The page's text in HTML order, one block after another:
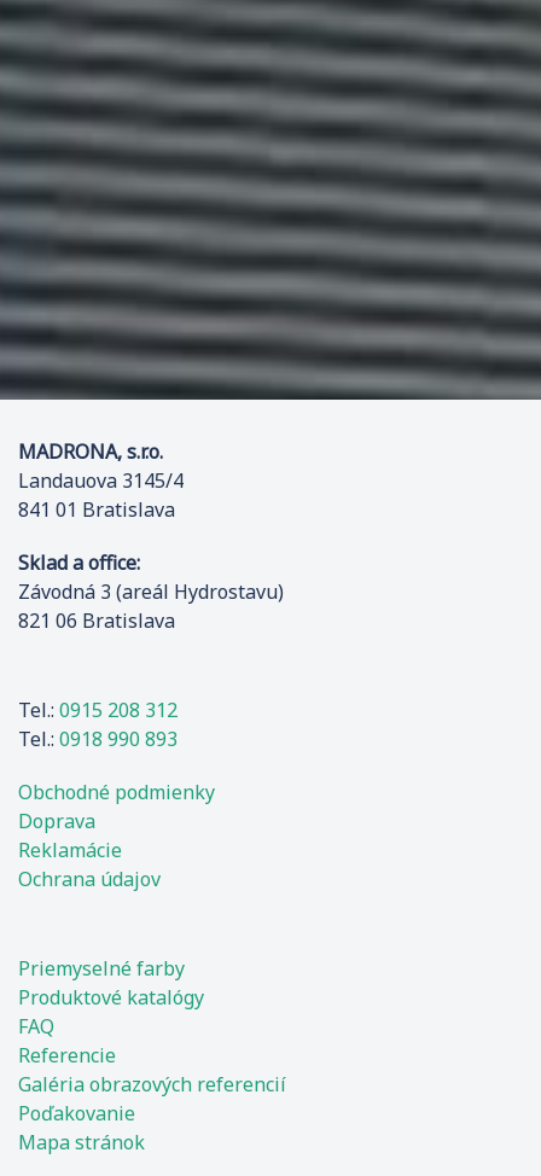
MADRONA, s.r.o.
Landauova 3145/4
841 01 Bratislava
Sklad a office:
Závodná 3 (areál Hydrostavu)
821 06 Bratislava
Tel.: 0915 208 312
Tel.: 0918 990 893
Obchodné podmienky
Doprava
Reklamácie
Ochrana údajov
Priemyselné farby
Produktové katalógy
FAQ
Referencie
Galéria obrazových referencií
Poďakovanie
Mapa stránok